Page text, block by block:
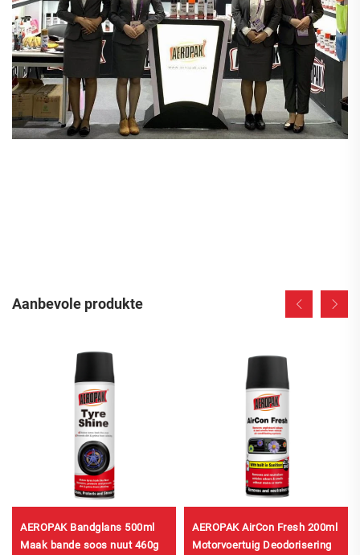
Aanbevole produkte
AEROPAK Bandglans 500ml
Maak bande soos nuut 460g
AEROPAK AirCon Fresh 200ml
Motorvoertuig Deodorisering